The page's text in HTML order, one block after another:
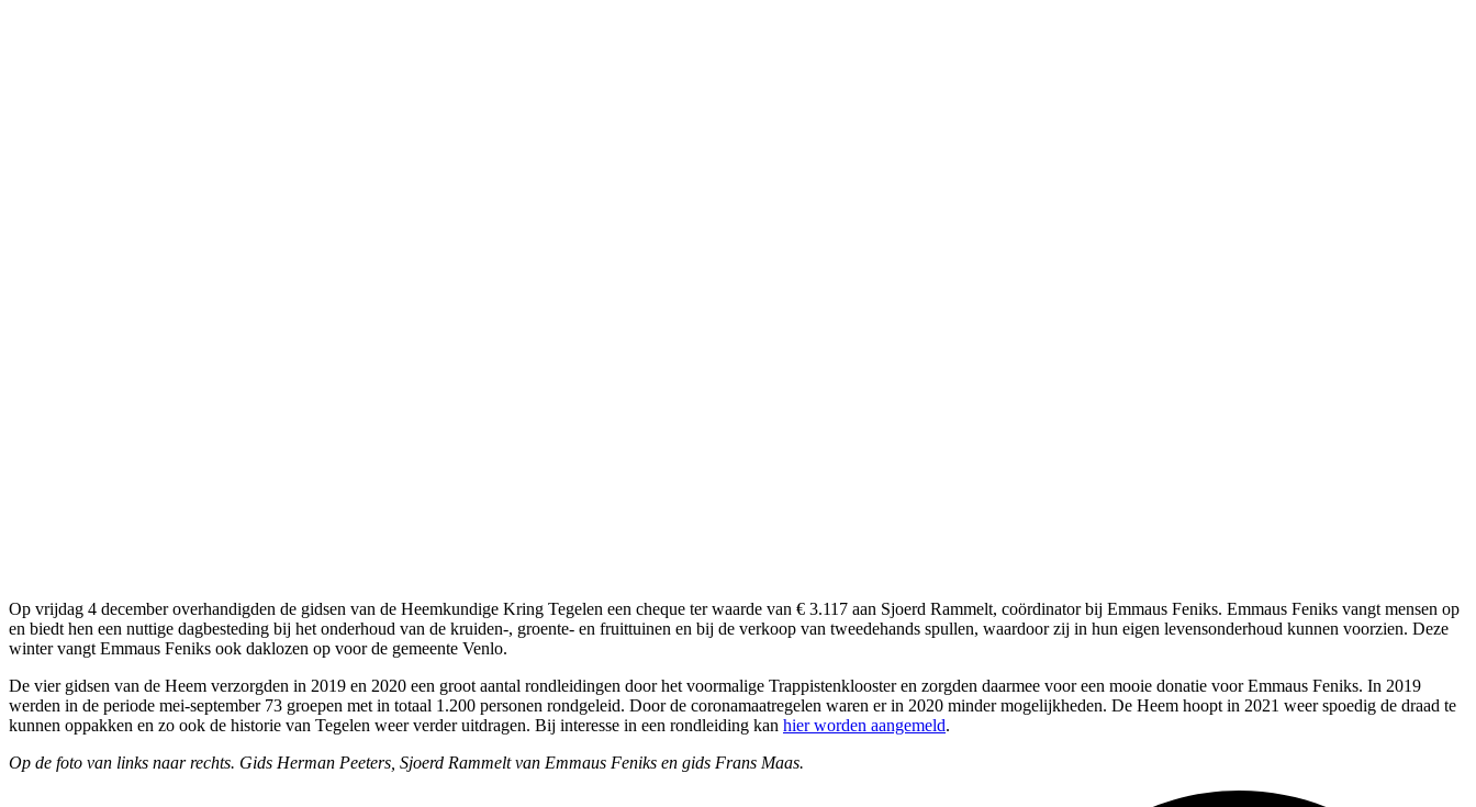
Op vrijdag 4 december overhandigden de gidsen van de Heemkundige Kring Tegelen een cheque ter waarde van € 3.117 aan Sjoerd Rammelt, coördinator bij Emmaus Feniks. Emmaus Feniks vangt mensen op
en biedt hen een nuttige dagbesteding bij het onderhoud van de kruiden-, groente- en fruittuinen en bij de verkoop van tweedehands spullen, waardoor zij in hun eigen levensonderhoud kunnen voorzien. Deze
winter vangt Emmaus Feniks ook daklozen op voor de gemeente Venlo.
De vier gidsen van de Heem verzorgden in 2019 en 2020 een groot aantal rondleidingen door het voormalige Trappistenklooster en zorgden daarmee voor een mooie donatie voor Emmaus Feniks. In 2019
werden in de periode mei-september 73 groepen met in totaal 1.200 personen rondgeleid. Door de coronamaatregelen waren er in 2020 minder mogelijkheden. De Heem hoopt in 2021 weer spoedig de draad te
kunnen oppakken en zo ook de historie van Tegelen weer verder uitdragen. Bij interesse in een rondleiding kan hier worden aangemeld.
Op de foto van links naar rechts. Gids Herman Peeters, Sjoerd Rammelt van Emmaus Feniks en gids Frans Maas.